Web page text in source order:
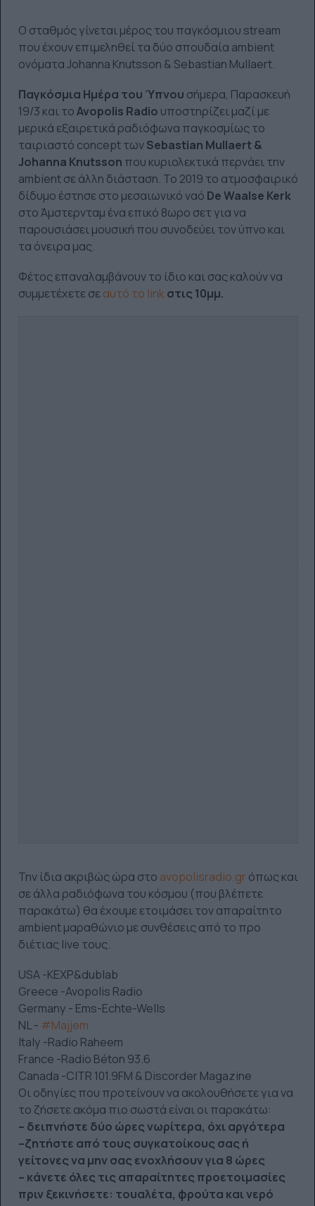
Ο σταθμός γίνεται μέρος του παγκόσμιου stream
που έχουν επιμεληθεί τα δύο σπουδαία ambient
ονόματα Johanna Knutsson & Sebastian Mullaert.
Παγκόσμια Ημέρα του Ύπνου σήμερα, Παρασκευή
19/3 και τοAvopolis Radio υποστηρίζει μαζί με
μερικά εξαιρετικά ραδιόφωνα παγκοσμίως το
ταιριαστό concept τωνSebastian Mullaert &
Johanna Knutsson που κυριολεκτικά περνάει την
ambient σε άλλη διάσταση. Το 2019 το ατμοσφαιρικό
δίδυμο έστησε στο μεσαιωνικό ναό De Waalse Kerk
στο Άμστερνταμ ένα επικό 8ωρο σετ για να
παρουσιάσει μουσική που συνοδεύει τον ύπνο και
τα όνειρα μας.
Φέτος επαναλαμβάνουν το ίδιο και σας καλούν να
συμμετέχετε σεαυτό το linkστις 10μμ.
Την ίδια ακριβώς ώρα στο avopolisradio.gr όπως και
σε άλλα ραδιόφωνα του κόσμου (που βλέπετε
παρακάτω) θα έχουμε ετοιμάσει τον απαραίτητο
ambient μαραθώνιo με συνθέσεις από το προ
διέτιας live τους.
USA -KEXP&dublab
Greece -Avopolis Radio
Germany - Ems-Echte-Wells
NL - #Majjem
Italy -Radio Raheem
France -Radio Béton 93.6
Canada -CITR 101.9FM & Discorder Magazine
Οι οδηγίες που προτείνουν να ακολουθήσετε για να
το ζήσετε ακόμα πιο σωστά είναι οι παρακάτω:
– δειπνήστε δύο ώρες νωρίτερα, όχι αργότερα
–ζητήστε από τους συγκατοίκους σας ή
γείτονες να μην σας ενοχλήσουν για 8 ώρες
– κάνετε όλες τις απαραίτητες προετοιμασίες
πριν ξεκινήσετε: τουαλέτα, φρούτα και νερό